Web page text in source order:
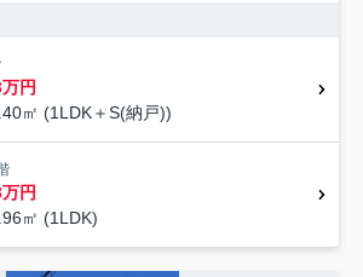
円
㎡ (1LDK＋S(納戸))
円
㎡ (1LDK)